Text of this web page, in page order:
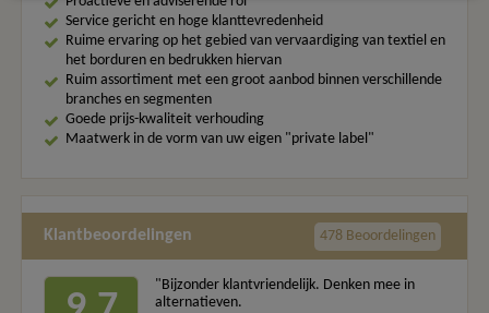
Service gericht en hoge klanttevredenheid
Ruime ervaring op het gebied van vervaardiging van textiel en
het borduren en bedrukken hiervan
Ruim assortiment met een groot aanbod binnen verschillende
branches en segmenten
Goede prijs-kwaliteit verhouding
Maatwerk in de vorm van uw eigen "private label"
Klantbeoordelingen 478 Beoordelingen
"Bijzonder klantvriendelijk. Denken mee in
alternatieven.